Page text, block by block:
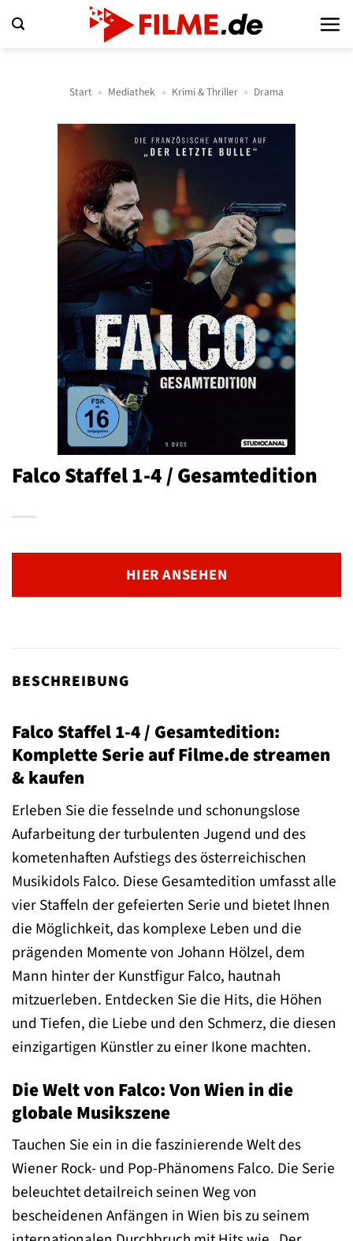
Inhalt
Start » Mediathek » Krimi & Thriller » Drama
Falco Staffel 1-4 / Gesamtedition
HIER ANSEHEN
BESCHREIBUNG
Falco Staffel 1-4 / Gesamtedition:
Komplette Serie auf Filme.de streamen
& kaufen
Erleben Sie die fesselnde und schonungslose
Aufarbeitung der turbulenten Jugend und des
kometenhaften Aufstiegs des österreichischen
Musikidols Falco. Diese Gesamtedition umfasst alle
vier Staffeln der gefeierten Serie und bietet Ihnen
die Möglichkeit, das komplexe Leben und die
prägenden Momente von Johann Hölzel, dem
Mann hinter der Kunstfigur Falco, hautnah
mitzuerleben. Entdecken Sie die Hits, die Höhen
und Tiefen, die Liebe und den Schmerz, die diesen
einzigartigen Künstler zu einer Ikone machten.
Die Welt von Falco: Von Wien in die
globale Musikszene
Tauchen Sie ein in die faszinierende Welt des
Wiener Rock- und Pop-Phänomens Falco. Die Serie
beleuchtet detailreich seinen Weg von
bescheidenen Anfängen in Wien bis zu seinem